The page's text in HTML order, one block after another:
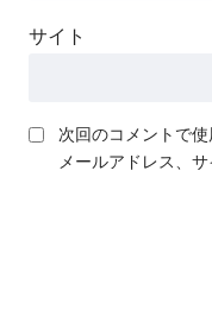
サイト
次回のコメントで
メールアドレス、サ